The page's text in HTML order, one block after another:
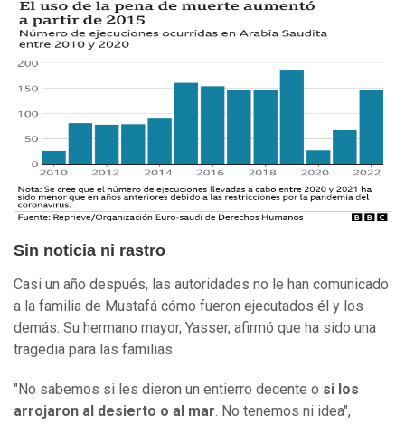
Sin noticia ni rastro
Casi un año después, las autoridades no le han comunicado
a la familia de Mustafá cómo fueron ejecutados él y los
demás. Su hermano mayor, Yasser, afirmó que ha sido una
tragedia para las familias.
"No sabemos si les dieron un entierro decente o si los
arrojaron al desierto o al mar. No tenemos ni idea",